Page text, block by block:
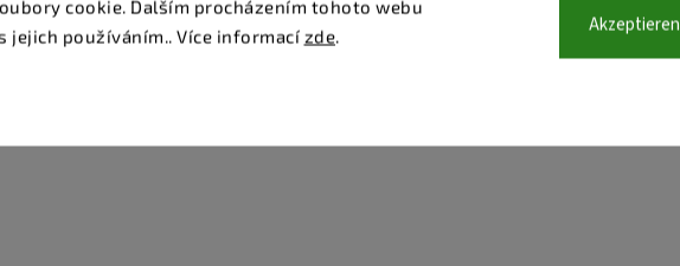
cookie. Dalším procházením tohoto webu
jejich používáním.. Více informací zde. Akzeptieren